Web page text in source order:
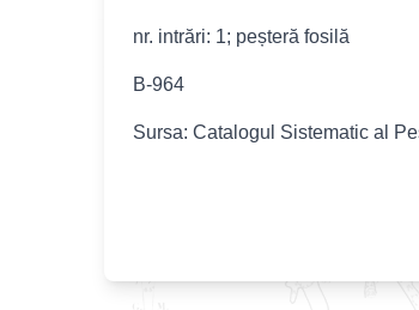
nr. intrări: 1; peșteră fosilă
B-964
Sursa: Catalogul Sistematic al